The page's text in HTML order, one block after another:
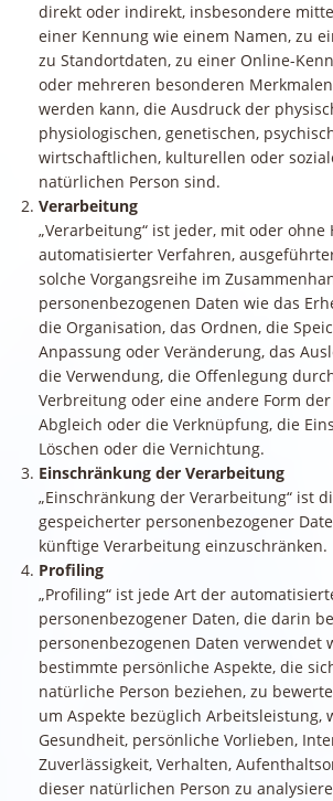
direkt oder indirekt, insbesondere
einer Kennung wie einem Namen, zu
zu Standortdaten, zu einer Online-
oder mehreren besonderen
werden kann, die Ausdruck der
physiologischen, genetischen,
wirtschaftlichen, kulturellen oder
natürlichen Person sind.
Verarbeitung
„Verarbeitung“ ist jeder, mit oder ohne
automatisierter Verfahren,
solche Vorgangsreihe im
personenbezogenen Daten wie das
die Organisation, das Ordnen, die
Anpassung oder Veränderung, das
die Verwendung, die Offenlegung
Verbreitung oder eine andere Form
Abgleich oder die Verknüpfung, die
Löschen oder die Vernichtung.
Einschränkung der Verarbeitung
„Einschränkung der Verarbeitung“ ist
gespeicherter personenbezogener
künftige Verarbeitung einzuschränken.
Profiling
„Profiling“ ist jede Art der
personenbezogener Daten, die darin
personenbezogenen Daten verwendet
bestimmte persönliche Aspekte, die
natürliche Person beziehen, zu
um Aspekte bezüglich Arbeitsleistung,
Gesundheit, persönliche Vorlieben,
Zuverlässigkeit, Verhalten,
dieser natürlichen Person zu